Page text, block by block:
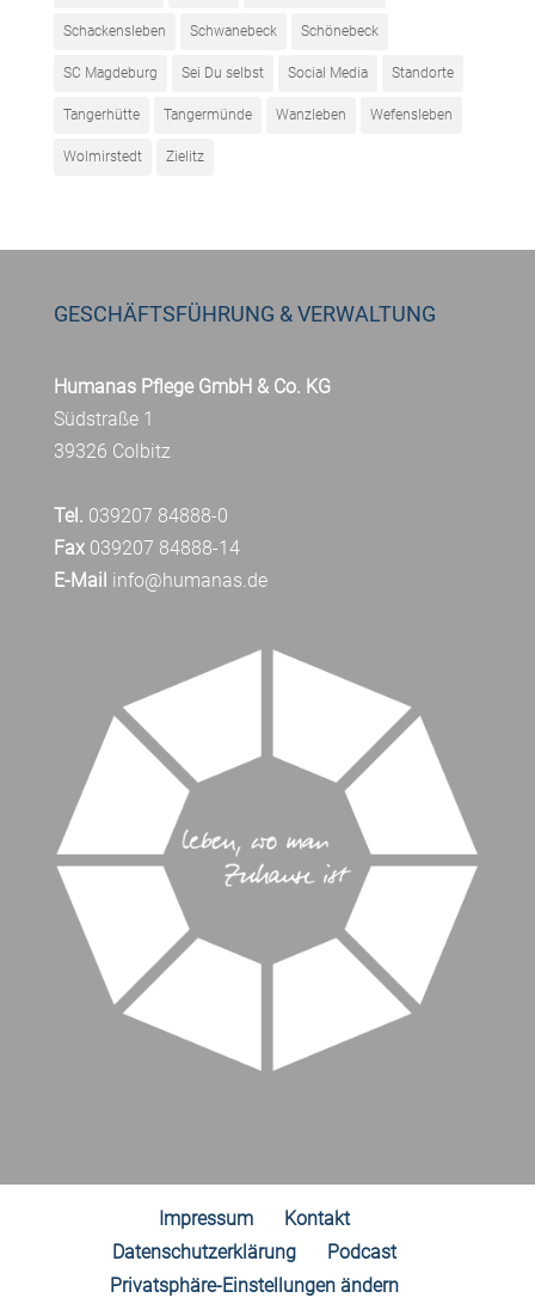
Schackensleben Schwanebeck Schönebeck
SC Magdeburg Sei Du selbst Social Media Standorte
Tangerhütte Tangermünde Wanzleben Wefensleben
Wolmirstedt Zielitz
GESCHÄFTSFÜHRUNG & VERWALTUNG
Humanas Pflege GmbH & Co. KG
Südstraße 1
39326 Colbitz
Tel. 039207 84888-0
Fax039207 84888-14
E-Mail info@humanas.de
Impressum
Kontakt
Datenschutzerklärung
Podcast
Privatsphäre-Einstellungen ändern